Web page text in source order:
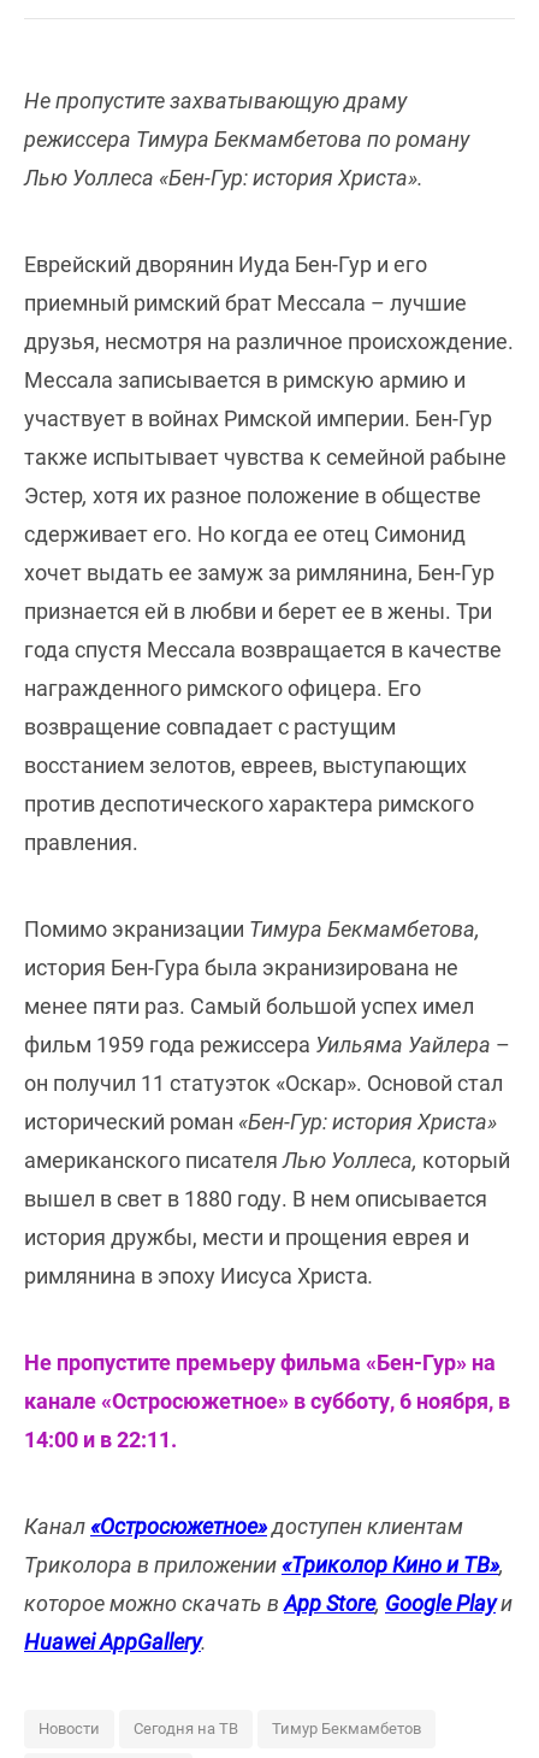
Не пропустите захватывающую драму
режиссера Тимура Бекмамбетова по роману
Лью Уоллеса «Бен-Гур: история Христа».
Еврейский дворянин Иуда Бен-Гур и его
приемный римский брат Мессала – лучшие
друзья, несмотря на различное происхождение.
Мессала записывается в римскую армию и
участвует в войнах Римской империи. Бен-Гур
также испытывает чувства к семейной рабыне
Эстер, хотя их разное положение в обществе
сдерживает его. Но когда ее отец Симонид
хочет выдать ее замуж за римлянина, Бен-Гур
признается ей в любви и берет ее в жены. Три
года спустя Мессала возвращается в качестве
награжденного римского офицера. Его
возвращение совпадает с растущим
восстанием зелотов, евреев, выступающих
против деспотического характера римского
правления.
Помимо экранизации Тимура Бекмамбетова,
история Бен-Гура была экранизирована не
менее пяти раз. Самый большой успех имел
фильм 1959 года режиссера Уильяма Уайлера –
он получил 11 статуэток «Оскар». Основой стал
исторический роман «Бен-Гур: история Христа»
американского писателя Лью Уоллеса, который
вышел в свет в 1880 году. В нем описывается
история дружбы, мести и прощения еврея и
римлянина в эпоху Иисуса Христа.
Не пропустите премьеру фильма «Бен-Гур» на
канале «Остросюжетное» в субботу, 6 ноября, в
14:00 и в 22:11.
Канал«Остросюжетное»доступен клиентам
Триколора в приложении«Триколор Кино и ТВ»,
которое можно скачать вApp Store, Google Playи
Huawei AppGallery.
Новости Сегодня на ТВ Тимур Бекмамбетов